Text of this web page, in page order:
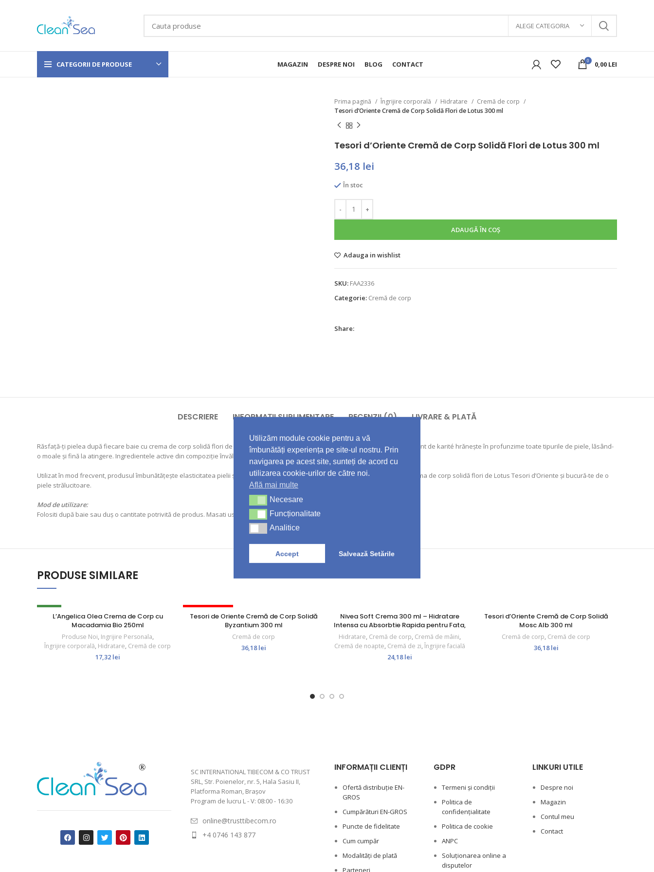
Utilizăm module cookie pentru a vă
îmbunătăți experiența pe site-ul nostru. Prin
navigarea pe acest site, sunteți de acord cu
utilizarea cookie-urilor de către noi.
Află mai multe
NecesareNecesare
Funcționalitate
Funcționalitate
AnaliticeAnalitice
Accept Salvează Setările
ALEGE CATEGORIA
CATEGORII DE PRODUSE MAGAZIN DESPRE NOI BLOG CONTACT 0 0,00 LEI
Prima pagină Îngrijire corporală Hidratare
Cremă de corp
Tesori d’Oriente Cremă de Corp Solidă Flori de Lotus 300 ml
Tesori d’Oriente Cremă de Corp Solidă Flori de Lotus 300 ml
36,18 lei
În stoc
ADAUGĂ ÎN COȘ
Adauga in wishlist
SKU: FAA2336
Categorie: Cremă de corp
Share:
DESCRIERE INFORMAȚII SUPLIMENTARE RECENZII (0) LIVRARE & PLATĂ
Răsfață-ți pielea după fiecare baie cu crema de corp solidă flori de Lotus Tesori d’Oriente. Formula alcătuită din extract de lotus și unt de karité hrănește în profunzime toate tipurile de piele, lăsând-
o moale și fină la atingere. Ingredientele active din compoziție învăluie corpul într-un parfum senzual.
Utilizat în mod frecvent, produsul îmbunătățește elasticitatea pielii și sporește senzația de confort a întregului organism. Alege crema de corp solidă flori de Lotus Tesori d’Oriente și bucură-te de o
piele strălucitoare.
Mod de utilizare:
Folositi după baie sau duș o cantitate potrivită de produs. Masati usor pe tot corpul pana la absorbtia completa.
PRODUSE SIMILARE
L’Angelica Olea Crema de Corp cu
Macadamia Bio 250ml
Produse Noi, Ingrijire Personala,
Îngrijire corporală, Hidratare, Cremă de corp
17,32 lei
Tesori de Oriente Cremă de Corp Solidă
Byzantium 300 ml
Cremă de corp
36,18lei
Nivea Soft Crema 300 ml – Hidratare
Intensa cu Absorbtie Rapida pentru Fata,
Corp si Maini
Hidratare, Cremă de corp, Cremă de mâini,
Cremă de noapte, Cremă de zi,Îngrijire facială
24,18lei
Tesori d’Oriente Cremă de Corp Solidă
Mosc Alb 300 ml
Cremă de corp, Cremă de corp
36,18lei
SC INTERNATIONAL TIBECOM & CO TRUST
SRL, Str. Poienelor, nr. 5, Hala Sasiu II,
Platforma Roman, Braşov
Program de lucru L - V: 08:00 - 16:30
online@trusttibecom.ro
+4 0746 143 877
INFORMAȚII CLIENȚI
Ofertă distribuție EN-
GROS
Cumpărături EN-GROS
Puncte de fidelitate
Cum cumpăr
Modalități de plată
Parteneri
GDPR
Termeni și condiții
Politica de
confidențialitate
Politica de cookie
ANPC
Soluționarea online a
disputelor
LINKURI UTILE
Despre noi
Magazin
Contul meu
Contact